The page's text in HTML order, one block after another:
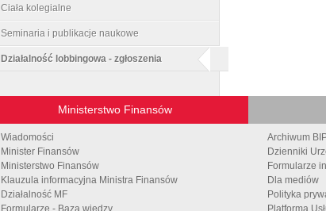
Ciała kolegialne
Seminaria i publikacje naukowe
Działalność lobbingowa - zgłoszenia
Ministerstwo Finansów
Wiadomości
Minister Finansów
Ministerstwo Finansów
Klauzula informacyjna Ministra Finansów
Działalność MF
Formularze - Baza wiedzy
Archiwum
Dzienniki
Formularze
Dla mediów
Polityka
Platforma